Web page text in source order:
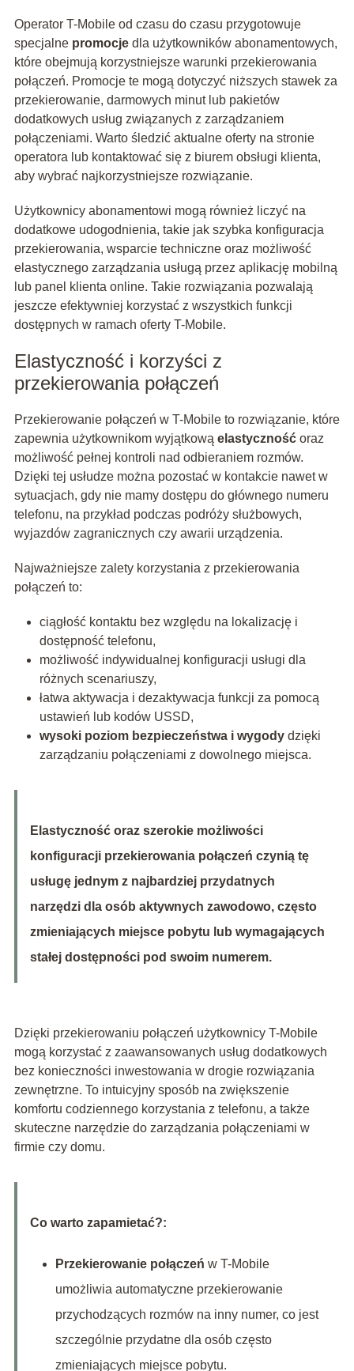
Operator T-Mobile od czasu do czasu przygotowuje
specjalne promocjedla użytkowników abonamentowych,
które obejmują korzystniejsze warunki przekierowania
połączeń. Promocje te mogą dotyczyć niższych stawek za
przekierowanie, darmowych minut lub pakietów
dodatkowych usług związanych z zarządzaniem
połączeniami. Warto śledzić aktualne oferty na stronie
operatora lub kontaktować się z biurem obsługi klienta,
aby wybrać najkorzystniejsze rozwiązanie.
Użytkownicy abonamentowi mogą również liczyć na
dodatkowe udogodnienia, takie jak szybka konfiguracja
przekierowania, wsparcie techniczne oraz możliwość
elastycznego zarządzania usługą przez aplikację mobilną
lub panel klienta online. Takie rozwiązania pozwalają
jeszcze efektywniej korzystać z wszystkich funkcji
dostępnych w ramach oferty T-Mobile.
Elastyczność i korzyści z
przekierowania połączeń
Przekierowanie połączeń w T-Mobile to rozwiązanie, które
zapewnia użytkownikom wyjątkową elastycznośćoraz
możliwość pełnej kontroli nad odbieraniem rozmów.
Dzięki tej usłudze można pozostać w kontakcie nawet w
sytuacjach, gdy nie mamy dostępu do głównego numeru
telefonu, na przykład podczas podróży służbowych,
wyjazdów zagranicznych czy awarii urządzenia.
Najważniejsze zalety korzystania z przekierowania
połączeń to:
ciągłość kontaktu bez względu na lokalizację i
dostępność telefonu,
możliwość indywidualnej konfiguracji usługi dla
różnych scenariuszy,
łatwa aktywacja i dezaktywacja funkcji za pomocą
ustawień lub kodów USSD,
wysoki poziom bezpieczeństwa i wygodydzięki
zarządzaniu połączeniami z dowolnego miejsca.
Elastyczność oraz szerokie możliwości
konfiguracji przekierowania połączeń czynią tę
usługę jednym z najbardziej przydatnych
narzędzi dla osób aktywnych zawodowo, często
zmieniających miejsce pobytu lub wymagających
stałej dostępności pod swoim numerem.
Dzięki przekierowaniu połączeń użytkownicy T-Mobile
mogą korzystać z zaawansowanych usług dodatkowych
bez konieczności inwestowania w drogie rozwiązania
zewnętrzne. To intuicyjny sposób na zwiększenie
komfortu codziennego korzystania z telefonu, a także
skuteczne narzędzie do zarządzania połączeniami w
firmie czy domu.
Co warto zapamietać?:
Przekierowanie połączeń w T-Mobile
umożliwia automatyczne przekierowanie
przychodzących rozmów na inny numer, co jest
szczególnie przydatne dla osób często
zmieniających miejsce pobytu.